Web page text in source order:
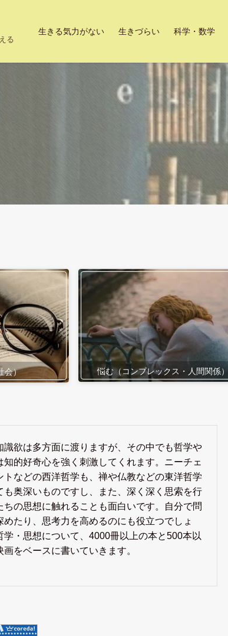
る
生きる気力がない 生きづらい 科学・数学
会） 悩む（コンプレックス・人間関係）
識欲は多方面に渡りますが、その中でも哲学や
知的好奇心を強く刺激してくれます。ニーチェ
トなどの西洋哲学も、禅や仏教などの東洋哲学
も奥深いものですし、また、深く深く思索を行
ちの思想に触れることも面白いです。自分で問
めたり、思考力を高めるのにも役立つでしょ
学・思想について、4000冊以上の本と500本以
画をベースに書いていきます。